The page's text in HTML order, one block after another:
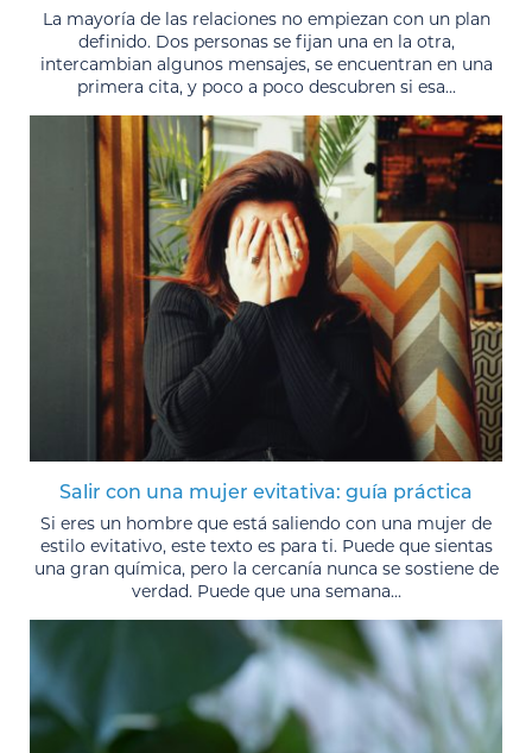
La mayoría de las relaciones no empiezan con un plan
definido. Dos personas se fijan una en la otra,
intercambian algunos mensajes, se encuentran en una
primera cita, y poco a poco descubren si esa...
Salir con una mujer evitativa: guía práctica
Si eres un hombre que está saliendo con una mujer de
estilo evitativo, este texto es para ti. Puede que sientas
una gran química, pero la cercanía nunca se sostiene de
verdad. Puede que una semana...